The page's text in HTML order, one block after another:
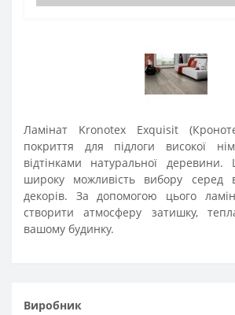
Ламінат Kronotex Exquisit
покриття для підлоги високої
відтінками натуральної
широку можливість вибору серед
декорів. За допомогою цього
створити атмосферу затишку,
вашому будинку.
Peli Parque
Виробник